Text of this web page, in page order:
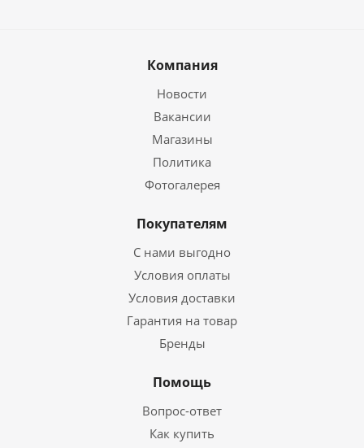
Компания
Новости
Вакансии
Магазины
Политика
Фотогалерея
Покупателям
С нами выгодно
Условия оплаты
Условия доставки
Гарантия на товар
Бренды
Помощь
Вопрос-ответ
Как купить